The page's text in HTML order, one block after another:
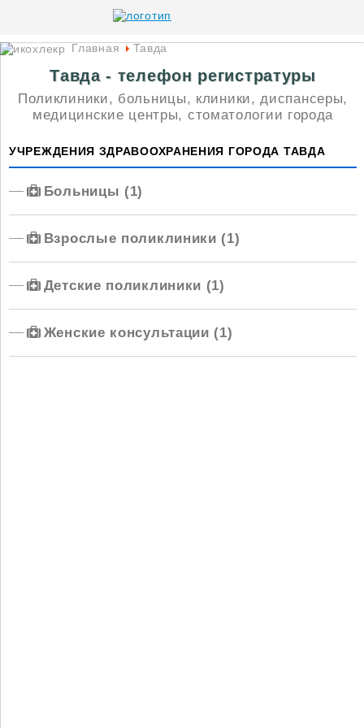
Главная Тавда
Тавда - телефон регистратуры
Поликлиники, больницы, клиники, диспансеры,
медицинские центры, стоматологии города
УЧРЕЖДЕНИЯ ЗДРАВООХРАНЕНИЯ ГОРОДА ТАВДА
Больницы (1)
Взрослые поликлиники (1)
Детские поликлиники (1)
Женские консультации (1)